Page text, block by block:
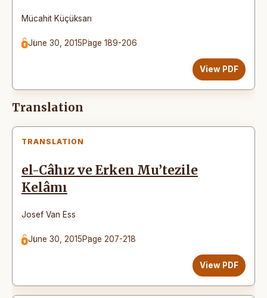
Mücahit Küçüksarı
June 30, 2015Page 189-206
View PDF
Translation
TRANSLATION
el-Câhız ve Erken Mu’tezile
Kelâmı
Josef Van Ess
June 30, 2015Page 207-218
View PDF